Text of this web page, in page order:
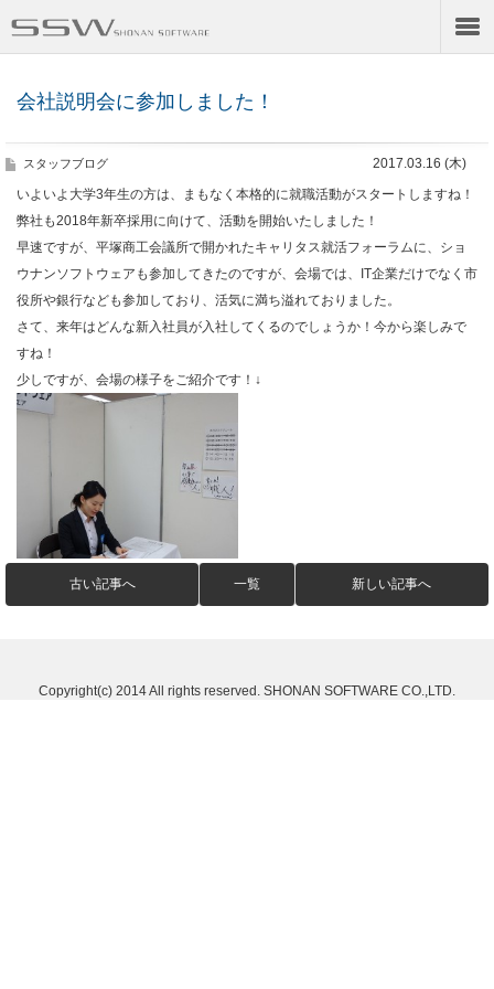
会社説明会に参加しました！
2017.03.16 (木)
スタッフブログ
いよいよ大学3年生の方は、まもなく本格的に就職活動がスタートしますね！
弊社も2018年新卒採用に向けて、活動を開始いたしました！
早速ですが、平塚商工会議所で開かれたキャリタス就活フォーラムに、ショ
ウナンソフトウェアも参加してきたのですが、会場では、IT企業だけでなく市
役所や銀行なども参加しており、活気に満ち溢れておりました。
さて、来年はどんな新入社員が入社してくるのでしょうか！今から楽しみで
すね！
少しですが、会場の様子をご紹介です！↓
古い記事へ 一覧 新しい記事へ
Copyright(c) 2014 All rights reserved. SHONAN SOFTWARE CO.,LTD.